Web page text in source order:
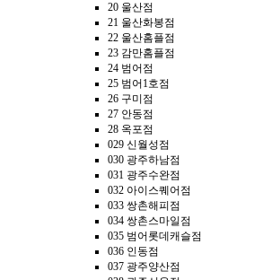
20 울산점
21 울산화봉점
22 울산홈플점
23 감만홈플점
24 범어점
25 범어1호점
26 구미점
27 안동점
28 옥포점
029 신월성점
030 광주하남점
031 광주수완점
032 아이스퀘어점
033 쌍촌해피점
034 쌍촌스마일점
035 범어롯데캐슬점
036 인동점
037 광주양산점